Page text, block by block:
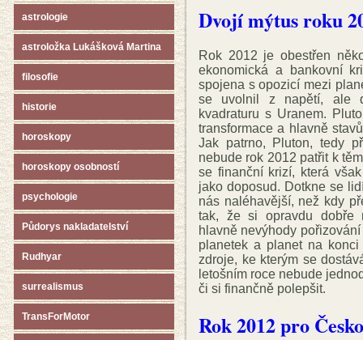
astrologie
astroložka Lukášková Martina
filosofie
historie
horoskopy
horoskopy osobností
psychologie
Půdorys nakladatelství
Rudhyar
surrealismus
TransForMotor
Dvojí mýtus roku
Rok 2012 je obestřen
ekonomická a bankovní
spojena s opozicí mezi
se uvolnil z napětí, ale
kvadraturu s Uranem.
transformace a hlavně
Jak patrno, Pluton, tedy
nebude rok 2012 patřit k
se finanční krizí, která
jako doposud. Dotkne se
nás naléhavější, než kdy
tak, že si opravdu dobře
hlavně nevýhody
planetek a planet na konci
zdroje, ke kterým se
letošním roce nebude
či si finančně polepšit.
Rok 2012 pro